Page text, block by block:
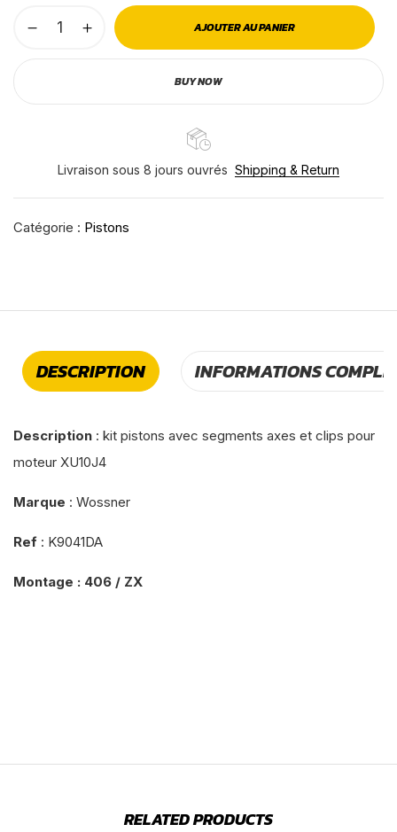
AJOUTER AU PANIER
BUY NOW
Livraison sous 8 jours ouvrés Shipping & Return
Catégorie : Pistons
DESCRIPTION INFORMATIONS
Description : kit pistons avec segments axes et clips pour
moteur XU10J4
Marque : Wossner
Ref : K9041DA
Montage : 406 / ZX
RELATED PRODUCTS